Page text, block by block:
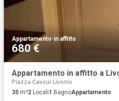
Appartamento·in affitto
680 €
Appartamento in affitto a
Piazza Cavour Livorno
35 m²2 Locali1 BagnoAppartamento